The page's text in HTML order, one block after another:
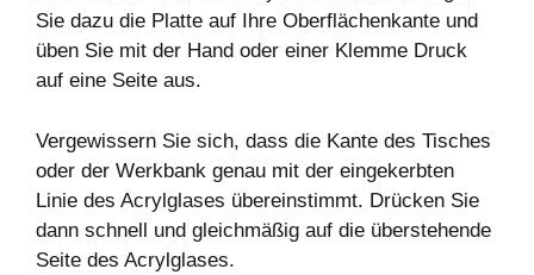
Sie dazu die Platte auf Ihre Oberflächenkante und
üben Sie mit der Hand oder einer Klemme Druck
auf eine Seite aus.
Vergewissern Sie sich, dass die Kante des Tisches
oder der Werkbank genau mit der eingekerbten
Linie des Acrylglases übereinstimmt. Drücken Sie
dann schnell und gleichmäßig auf die überstehende
Seite des Acrylglases.